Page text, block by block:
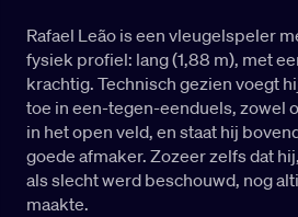
Rafael Leão is een vleugelspeler
fysiek profiel: lang (1,88 m), met
krachtig. Technisch gezien voegt
toe in een-tegen-eenduels, zowel
in het open veld, en staat hij
goede afmaker. Zozeer zelfs dat
als slecht werd beschouwd, nog
maakte.